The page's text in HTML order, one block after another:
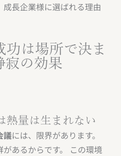
長企業様に選ばれる理由
功は場所で決ま
寂の効果
熱量は生まれない
議には、限界があります。
あるからです。 この環境